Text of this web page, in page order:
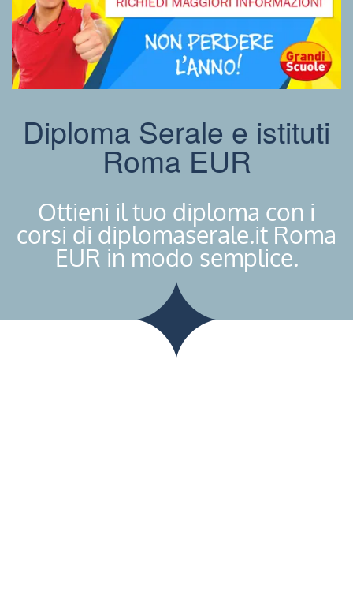
Diploma Serale e istituti
Roma EUR
Ottieni il tuo diploma con i
corsi di diplomaserale.it Roma
EUR in modo semplice.